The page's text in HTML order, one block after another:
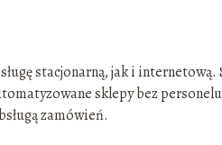
stacjonarną, jak i
sklepy bez
zamówień.